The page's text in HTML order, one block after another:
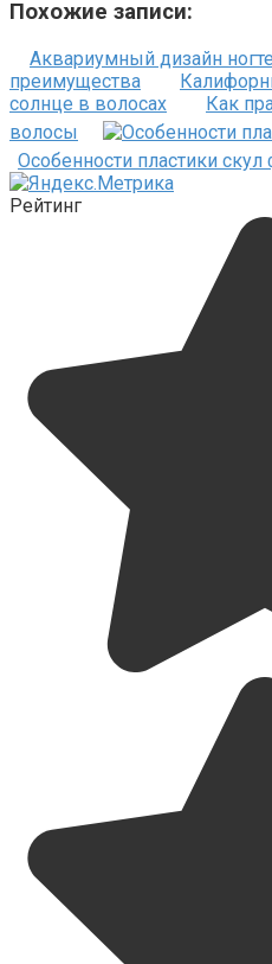
Похожие записи:
Аквариумный дизайн
преимущества
солнце в волосах
Как
волосы
Особенности пластики
Рейтинг